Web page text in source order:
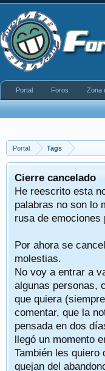
Portal Tags
Cierre cancelado
He reescrito esta
palabras no son lo
rusa de emociones
Por ahora se
molestias.
No voy a entrar a
algunas personas,
que quiera
comentar, que la
pensada en dos
llegó un momento
También les quiero
quejan del
Portal Foros Zona